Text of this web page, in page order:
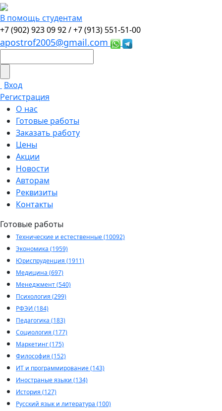
В помощь студентам
+7 (902) 923 09 92 /+7 (913) 551-51-00
apostrof2005@gmail.com
Вход
Регистрация
О нас
Готовые работы
Заказать работу
Цены
Акции
Новости
Авторам
Реквизиты
Контакты
Готовые работы
Технические и естественные (10092)
Экономика (1959)
Юриспруденция (1911)
Медицина (697)
Менеджмент (540)
Психология (299)
РФЭИ (184)
Педагогика (183)
Социология (177)
Маркетинг (175)
Философия (152)
ИТ и программирование (143)
Иностраные языки (134)
История (127)
Русский язык и литература (100)